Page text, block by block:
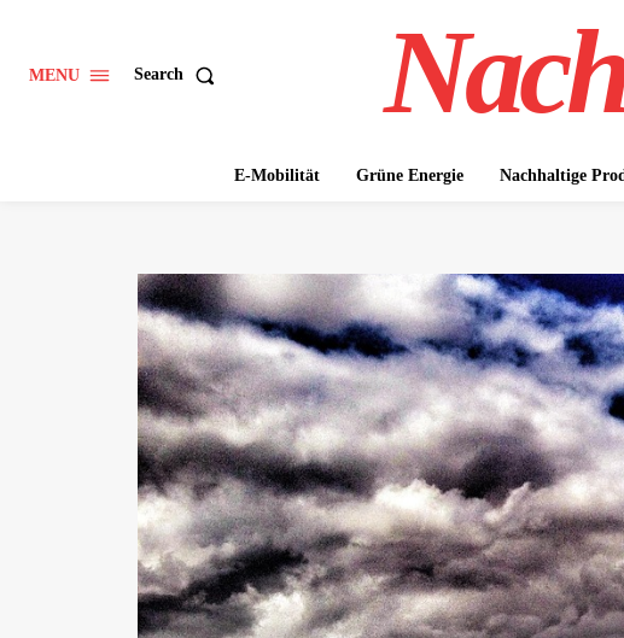
MENU Search
E-Mobilität Grüne Energie Nachhaltige